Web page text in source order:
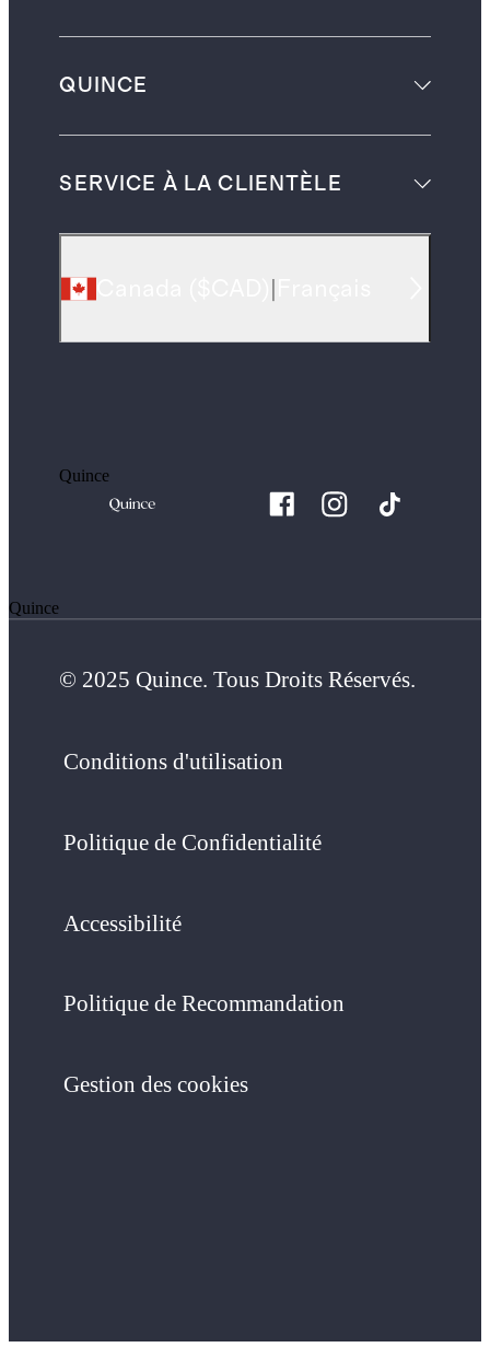
QUINCE
SERVICE À LA CLIENTÈLE
Quince
Quince
© 2025 Quince. Tous Droits Réservés.
Conditions d'utilisation
Politique de Confidentialité
Accessibilité
Politique de Recommandation
Gestion des cookies